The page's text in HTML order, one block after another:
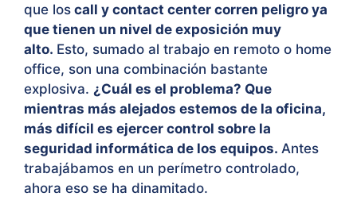
que los call y contact center corren peligro ya
que tienen un nivel de exposición muy
alto. Esto, sumado al trabajo en remoto o home
office, son una combinación bastante
explosiva. ¿Cuál es el problema? Que
mientras más alejados estemos de la oficina,
más difícil es ejercer control sobre la
seguridad informática de los equipos. Antes
trabajábamos en un perímetro controlado,
ahora eso se ha dinamitado.